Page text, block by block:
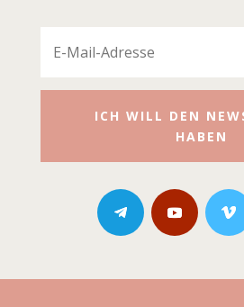
ICH WILL DEN
HABEN